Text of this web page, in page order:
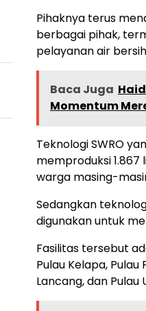
Pihaknya terus
berbagai pihak,
pelayanan air
Baca Juga
Momentum
Teknologi SWRO
memproduksi
warga masing-
Sedangkan
digunakan untuk
Fasilitas tersebut
Pulau Kelapa, Pulau
Lancang, dan Pulau